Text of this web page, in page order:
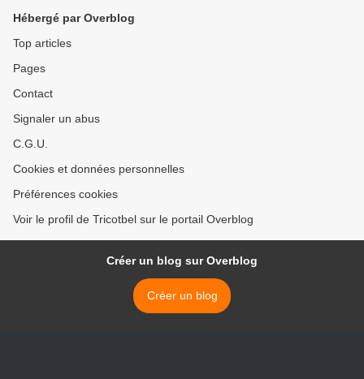
Hébergé par Overblog
Top articles
Pages
Contact
Signaler un abus
C.G.U.
Cookies et données personnelles
Préférences cookies
Voir le profil de Tricotbel sur le portail Overblog
Créer un blog sur Overblog
Créer un blog